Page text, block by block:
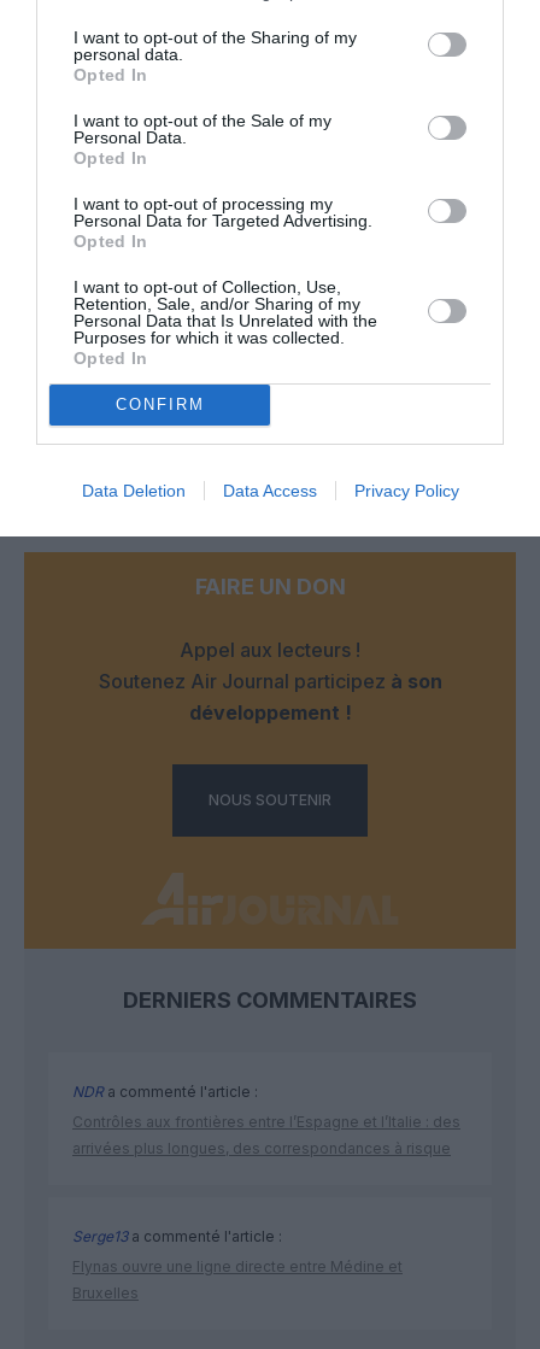
I want to opt-out of the Sharing of my
personal data.
Opted In
I want to opt-out of the Sale of my
Personal Data.
Opted In
I want to opt-out of processing my
Personal Data for Targeted Advertising.
Opted In
I want to opt-out of Collection, Use,
Retention, Sale, and/or Sharing of my
Personal Data that Is Unrelated with the
Purposes for which it was collected.
Opted In
CONFIRM
Data Deletion Data Access Privacy Policy
FacebookTwitter Print
COMMENTAIRE(S)
Juan Trippea commenté :
1 juillet 2019 - 9 h 58 min
pour le Nicaragua avaient été programmés et ensuite annulés
suite aux troubles en 2018. Air Europa dessert le Honduras
(Sans Pedro Sila).
RÉPONDRE
LAISSER UN COMMENTAIRE
FAIRE UN DON
Appel aux lecteurs !
Soutenez Air Journal participez à son
développement !
NOUS SOUTENIR
DERNIERS COMMENTAIRES
NDRa commenté l'article :
Contrôles aux frontières entre l’Espagne et l’Italie : des
arrivées plus longues, des correspondances à risque
Serge13a commenté l'article :
Flynas ouvre une ligne directe entre Médine et
Bruxelles